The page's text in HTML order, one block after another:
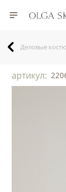
Деловые
артикул: